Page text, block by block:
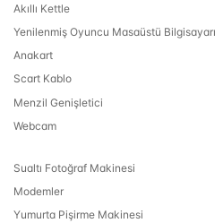
Akıllı Kettle
Yenilenmiş Oyuncu Masaüstü Bilgisayarı
Anakart
Scart Kablo
Menzil Genişletici
Webcam
Sualtı Fotoğraf Makinesi
Modemler
Yumurta Pişirme Makinesi